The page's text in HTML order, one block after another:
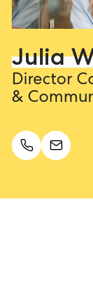
Julia
Director
&